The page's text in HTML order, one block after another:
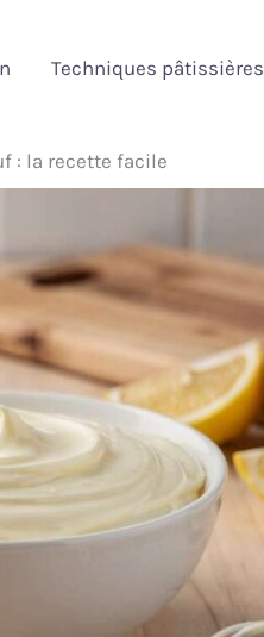
Techniques pâtissières
: la recette facile